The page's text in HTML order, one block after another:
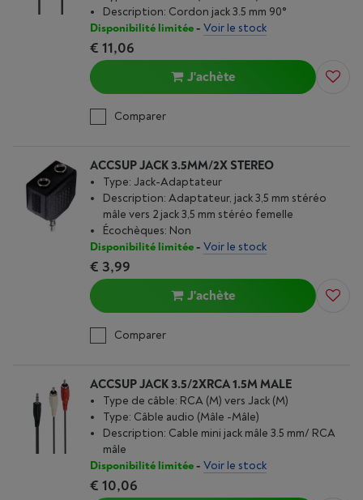
Description: Cordon jack 3.5 mm 90°
Disponibilité limitée- Voir le stock
€ 11,06
J'achète
Comparer
ACCSUP JACK 3.5MM/2X STEREO
Type: Jack-Adaptateur
Description: Adaptateur, jack 3,5 mm stéréo
mâle vers 2 jack 3,5 mm stéréo femelle
Écochèques: Non
Disponibilité limitée- Voir le stock
€ 3,99
J'achète
Comparer
ACCSUP JACK 3.5/2XRCA 1.5M MALE
Type de câble: RCA (M) vers Jack (M)
Type: Câble audio (Mâle -Mâle)
Description: Cable mini jack mâle 3.5 mm/ RCA
mâle
Disponibilité limitée- Voir le stock
€ 10,06